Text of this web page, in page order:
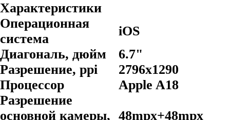
Характеристики
Операционная
система
iOS
Диагональ, дюйм
6.7"
Разрешение, ppi
2796х1290
Процессор
Apple A18
Разрешение
основной камеры, 48mpx+48mpx